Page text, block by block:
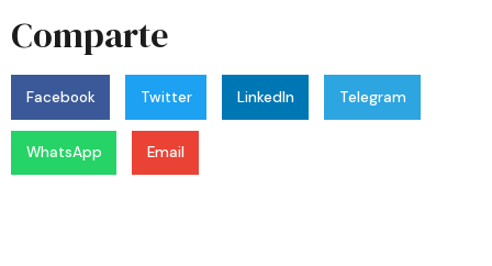
Comparte
Facebook Twitter LinkedIn Telegram
WhatsApp Email